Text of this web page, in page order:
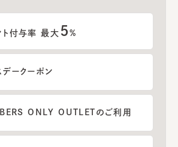
ト付与率 最大 5%
デークーポン
ONLY OUTLETのご利用